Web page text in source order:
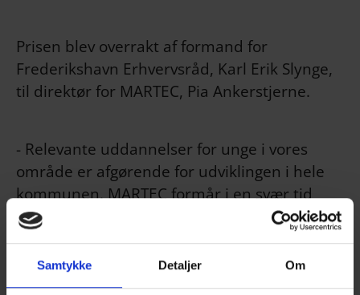
Samtykke Detaljer Om
Prisen blev overrakt af formand for
Frederikshavn Erhvervsråd, Karl Erik Slynge,
til direktør for MARTEC, Pia Ankerstjerne.
- Relevante uddannelser for unge i vores
område er afgørende for udviklingen i hele
kommunen. MARTEC formår i en svær tid
både at investere i en totalrenovering af
skolen og udvidelse af deres faciliteter,
samtidigt med, at antallet af
fuldtidsstuderende er vokset fra 460 for 10 år